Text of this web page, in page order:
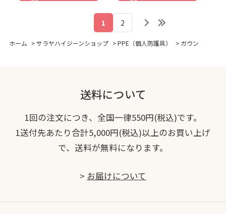
1 2
ホーム >サラヤハイジーンショップ >PPE（個人防護具） > ガウン
送料について
1回の注文につき、全国一律550円(税込)です。
1送付先あたり合計5,000円(税込)以上のお買い上げ
で、送料が無料になります。
> お届けについて